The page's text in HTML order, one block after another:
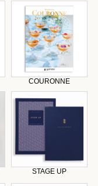
COURONNE
STAGE UP